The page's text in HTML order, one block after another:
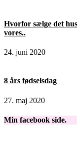
Hvorfor sælge det
vores..
24. juni 2020
8 års fødselsdag
27. maj 2020
Min facebook side.